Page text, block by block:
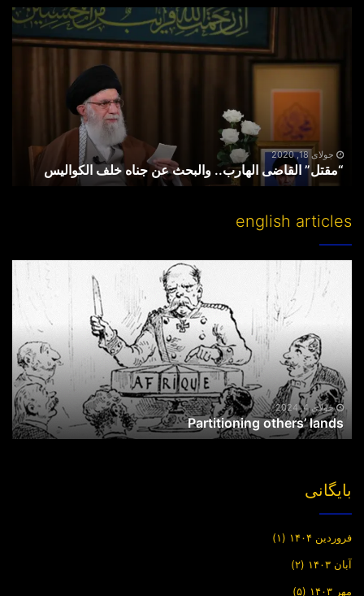
والبحث
جولای 18, 2020
“مقتل” القاضی الهارب.. والبحث عن جناه خلف الکوالیس
english articles
others’
جولای 4, 2024
Partitioning others’ lands
بایگانی
فروردین ۱۴۰۴ (۱)
آبان ۱۴۰۳ (۲)
مهر ۱۴۰۳ (۵)